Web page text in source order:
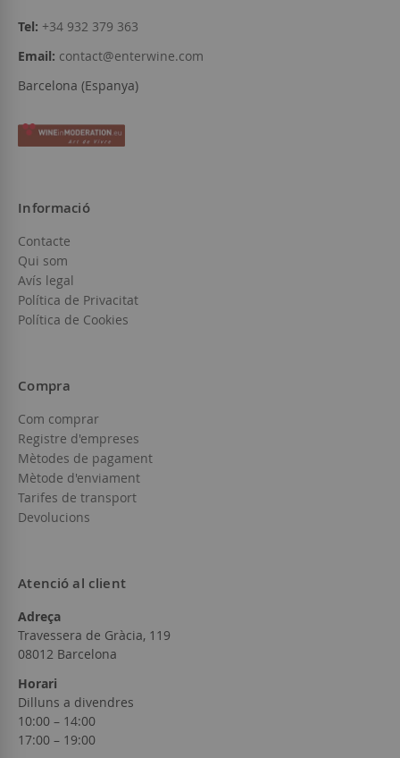
Tel: +34 932 379 363
Email: contact@enterwine.com
Barcelona (Espanya)
Informació
Contacte
Qui som
Avís legal
Política de Privacitat
Política de Cookies
Compra
Com comprar
Registre d'empreses
Mètodes de pagament
Mètode d'enviament
Tarifes de transport
Devolucions
Atenció al client
Adreça
Travessera de Gràcia, 119
08012 Barcelona
Horari
Dilluns a divendres
10:00 – 14:00
17:00 – 19:00